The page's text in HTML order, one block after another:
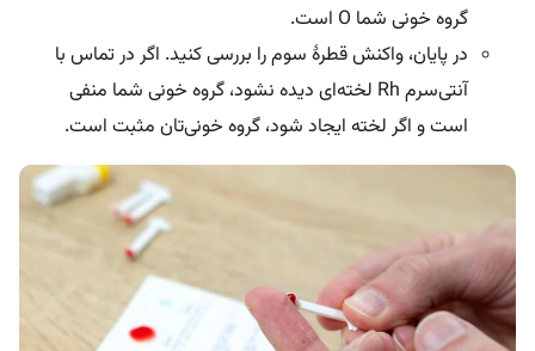
گروه خونی شما O است.
در پایان، واکنش قطرهٔ سوم را بررسی کنید. اگر در تماس با
آنتی‌سرم Rh لخته‌ای دیده نشود، گروه خونی شما منفی
است و اگر لخته ایجاد شود، گروه خونی‌تان مثبت است.